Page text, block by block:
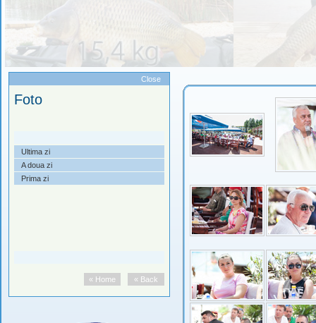
Close
Foto
Ultima zi
A doua zi
Prima zi
« Back
« Home